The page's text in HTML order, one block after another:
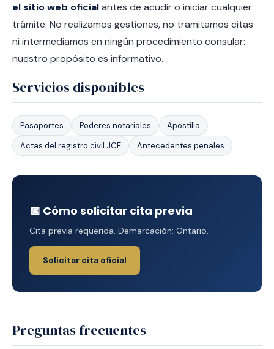
el sitio web oficialantes de acudir o iniciar cualquier
trámite. No realizamos gestiones, no tramitamos citas
ni intermediamos en ningún procedimiento consular:
nuestro propósito es informativo.
Servicios disponibles
Pasaportes Poderes notariales
Apostilla
Actas del registro civil JCE
Antecedentes penales
📅 Cómo solicitar cita previa
Cita previa requerida. Demarcación: Ontario.
Solicitar cita oficial
Preguntas frecuentes